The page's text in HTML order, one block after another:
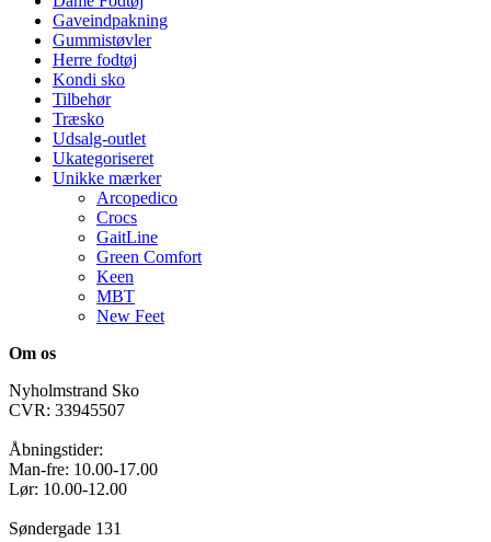
Gaveindpakning
Gummistøvler
Herre fodtøj
Kondi sko
Tilbehør
Træsko
Udsalg-outlet
Ukategoriseret
Unikke mærker
Arcopedico
Crocs
GaitLine
Green Comfort
Keen
MBT
New Feet
Om os
Nyholmstrand Sko
CVR: 33945507
Åbningstider:
Man-fre: 10.00-17.00
Lør: 10.00-12.00
Søndergade 131